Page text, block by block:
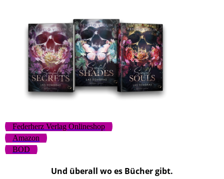
Federherz Verlag Onlineshop
Amazon
BOD
Und überall wo es Bücher gibt.